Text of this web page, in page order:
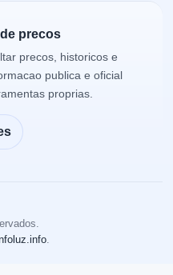
precos
precos, historicos e
publica e oficial
proprias.